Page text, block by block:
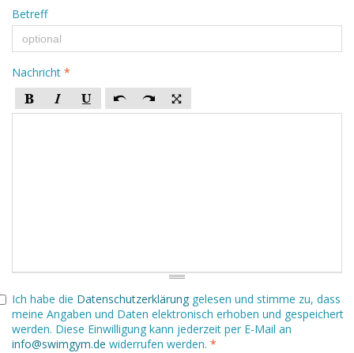
Betreff
Nachricht *
Ich habe die Datenschutzerklärung gelesen und stimme zu, dass
meine Angaben und Daten elektronisch erhoben und gespeichert
werden. Diese Einwilligung kann jederzeit per E-Mail an
info@swimgym.de widerrufen werden. *